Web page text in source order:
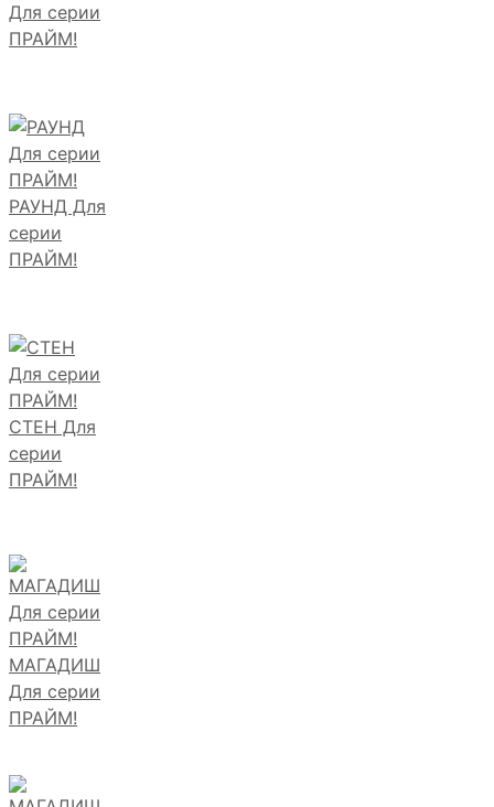
Для серии
ПРАЙМ!
РАУНД Для
серии
ПРАЙМ!
СТЕН Для
серии
ПРАЙМ!
МАГАДИШ
Для серии
ПРАЙМ!